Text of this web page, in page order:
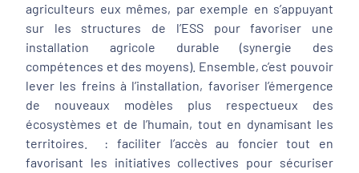
agriculteurs eux mêmes, par exemple en s’appuyant
sur les structures de l’ESS pour favoriser une
installation agricole durable (synergie des
compétences et des moyens). Ensemble, c’est pouvoir
lever les freins à l’installation, favoriser l’émergence
de nouveaux modèles plus respectueux des
écosystèmes et de l’humain, tout en dynamisant les
territoires. : faciliter l’accès au foncier tout en
favorisant les initiatives collectives pour sécuriser